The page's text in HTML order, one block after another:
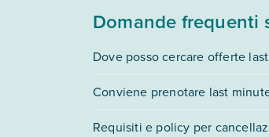
Domande frequenti
Dove posso cercare offerte
o mete esotiche comeMaldive
Conviene prenotare last
pacchetti includono volo,
Requisiti e policy per